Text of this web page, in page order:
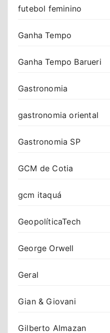
futebol feminino
Ganha Tempo
Ganha Tempo Barueri
Gastronomia
gastronomia oriental
Gastronomia SP
GCM de Cotia
gcm itaquá
GeopolíticaTech
George Orwell
Geral
Gian & Giovani
Gilberto Almazan